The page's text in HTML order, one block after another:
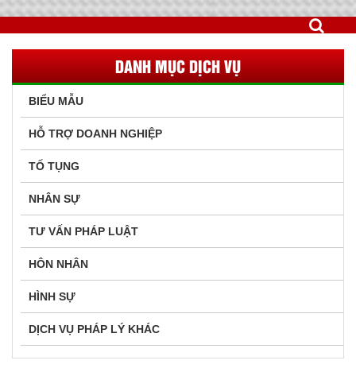
DANH MỤC DỊCH VỤ
BIỂU MẪU
HỖ TRỢ DOANH NGHIỆP
TỐ TỤNG
NHÂN SỰ
TƯ VẤN PHÁP LUẬT
HÔN NHÂN
HÌNH SỰ
DỊCH VỤ PHÁP LÝ KHÁC